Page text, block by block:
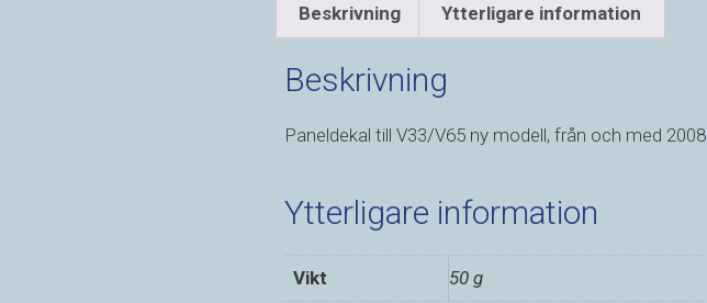
Beskrivning Ytterligare information
Beskrivning
Paneldekal till V33/V65 ny modell, från och med 2008
Ytterligare information
Vikt 50 g